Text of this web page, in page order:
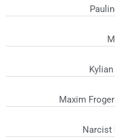
Maxim
Narcist